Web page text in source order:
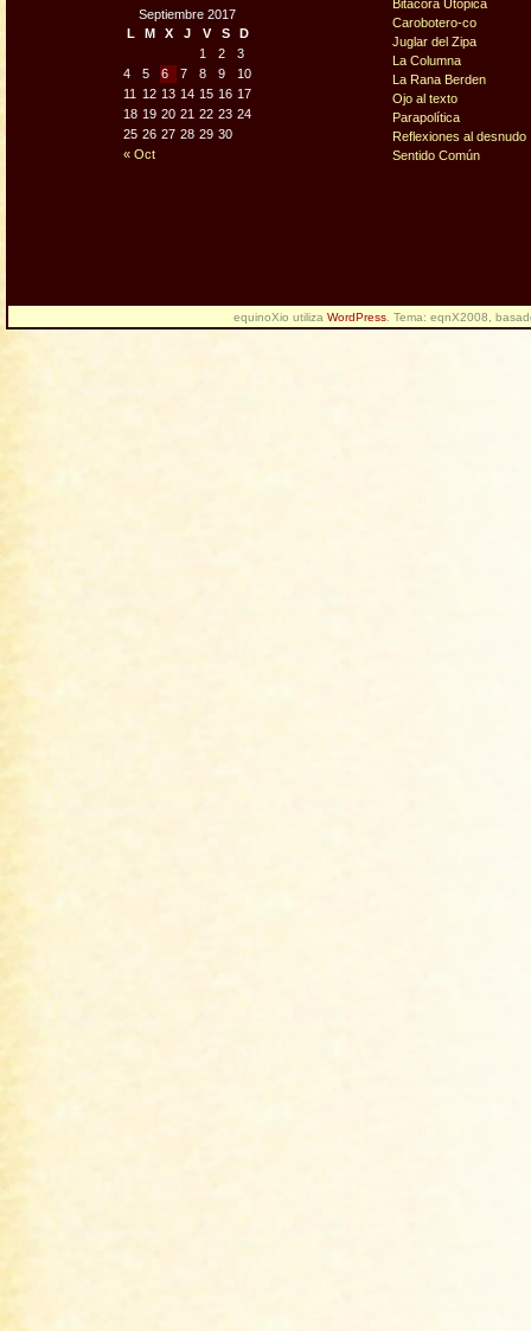
Septiembre 2017
L
M X J V S D
« Oct
1 2
3
4
5 6 7 8 9
10
11
12 13 14 15 16 17
18 19 20 21 22 23 24
25 26 27 28 29 30
Bitácora Utópica
Carobotero-co
Juglar del Zipa
La Columna
La Rana Berden
Ojo al texto
Parapolítica
Reflexiones al desnudo
Sentido Común
equinoXio utiliza WordPress . Tema: eqnX2008,